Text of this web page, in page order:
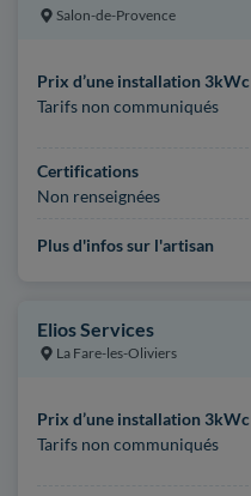
Salon-de-Provence
Prix d’une installation 3kWc
Tarifs non communiqués
Certifications
Non renseignées
Plus d'infos sur l'artisan
Elios Services
La Fare-les-Oliviers
Prix d’une installation 3kWc
Tarifs non communiqués